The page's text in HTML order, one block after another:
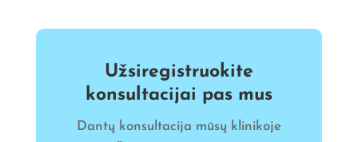
Užsiregistruokite
konsultacijai pas mus
Dantų konsultacija mūsų klinikoje